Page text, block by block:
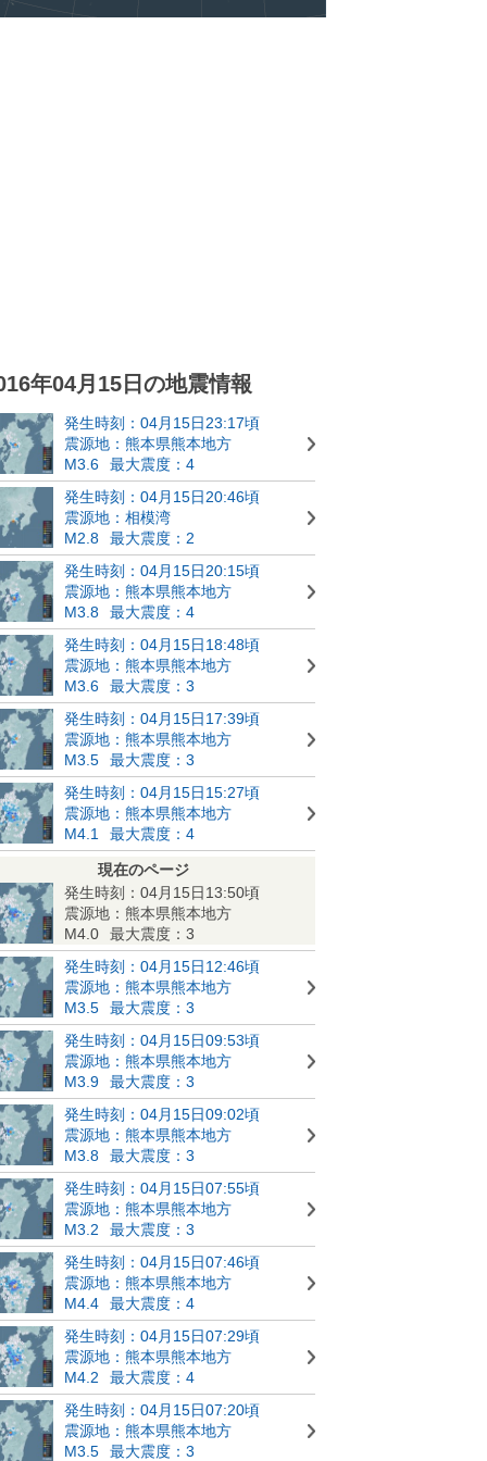
年04月15日の地震情報
発生時刻：04月15日23:17頃
震源地：熊本県熊本地方
M3.6
最大震度：4
発生時刻：04月15日20:46頃
震源地：相模湾
M2.8
最大震度：2
発生時刻：04月15日20:15頃
震源地：熊本県熊本地方
M3.8
最大震度：4
発生時刻：04月15日18:48頃
震源地：熊本県熊本地方
M3.6
最大震度：3
発生時刻：04月15日17:39頃
震源地：熊本県熊本地方
M3.5
最大震度：3
発生時刻：04月15日15:27頃
震源地：熊本県熊本地方
M4.1
最大震度：4
現在のページ
発生時刻：04月15日13:50頃
震源地：熊本県熊本地方
M4.0
最大震度：3
発生時刻：04月15日12:46頃
震源地：熊本県熊本地方
M3.5
最大震度：3
発生時刻：04月15日09:53頃
震源地：熊本県熊本地方
M3.9
最大震度：3
発生時刻：04月15日09:02頃
震源地：熊本県熊本地方
M3.8
最大震度：3
発生時刻：04月15日07:55頃
震源地：熊本県熊本地方
M3.2
最大震度：3
発生時刻：04月15日07:46頃
震源地：熊本県熊本地方
M4.4
最大震度：4
発生時刻：04月15日07:29頃
震源地：熊本県熊本地方
M4.2
最大震度：4
発生時刻：04月15日07:20頃
震源地：熊本県熊本地方
M3.5
最大震度：3